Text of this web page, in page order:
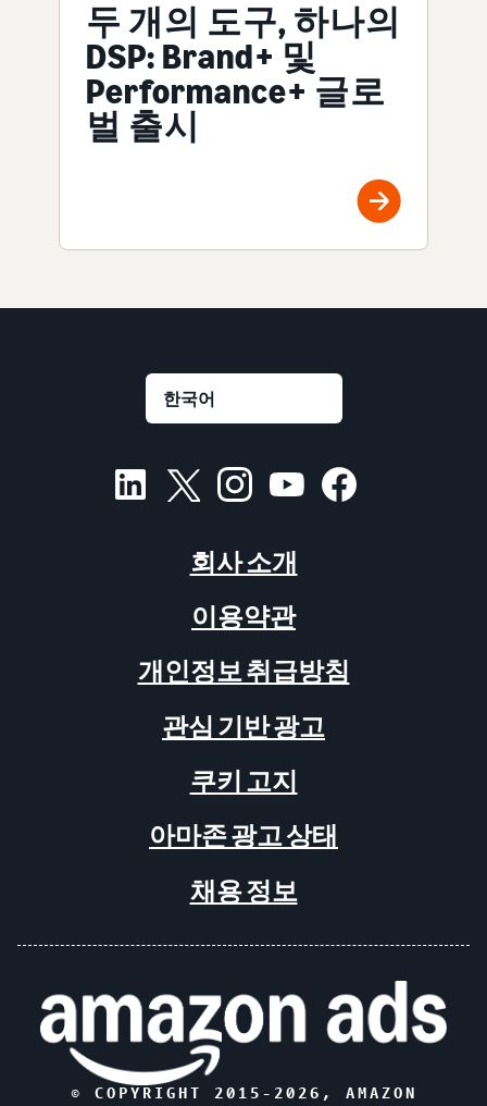
두 개의 도구, 하나의
DSP: Brand+ 및
Performance+ 글로
벌 출시
회사 소개
이용약관
개인정보 취급방침
관심 기반 광고
쿠키 고지
아마존 광고 상태
채용 정보
© COPYRIGHT 2015- 2026 , AMAZON